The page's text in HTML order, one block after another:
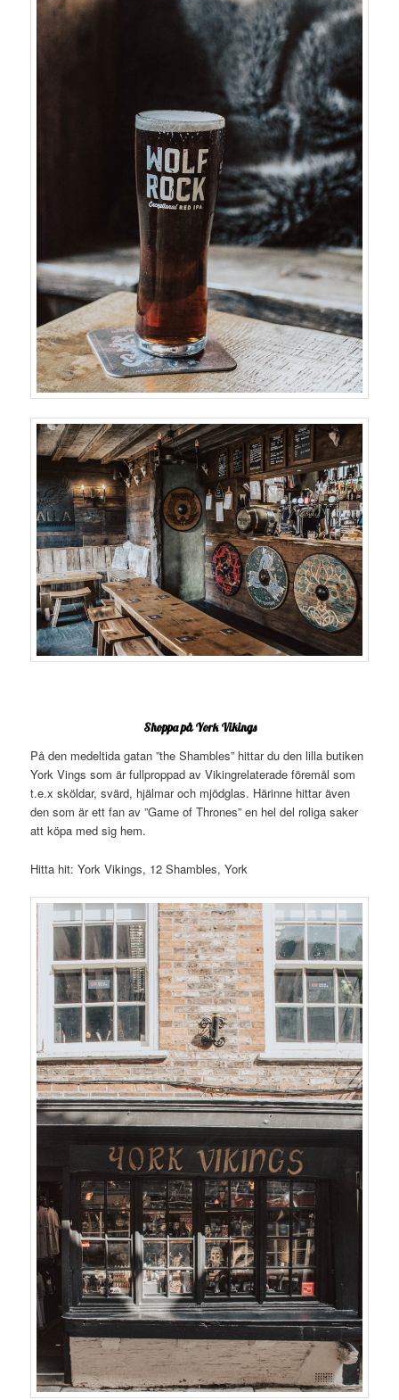
Shoppa på York Vikings
På den medeltida gatan ”the Shambles” hittar du den lilla butiken
York Vings som är fullproppad av Vikingrelaterade föremål som
t.e.x sköldar, svärd, hjälmar och mjödglas. Härinne hittar även
den som är ett fan av ”Game of Thrones” en hel del roliga saker
att köpa med sig hem.
Hitta hit: York Vikings, 12 Shambles, York